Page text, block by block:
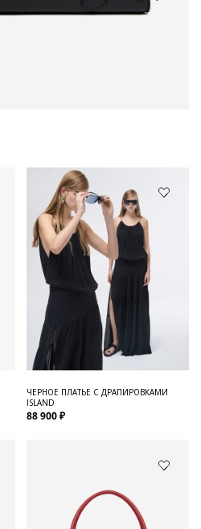
ЧЕРНОЕ ПЛАТЬЕ С ДРАПИРОВКАМИ
ISLAND
88 900 ₽